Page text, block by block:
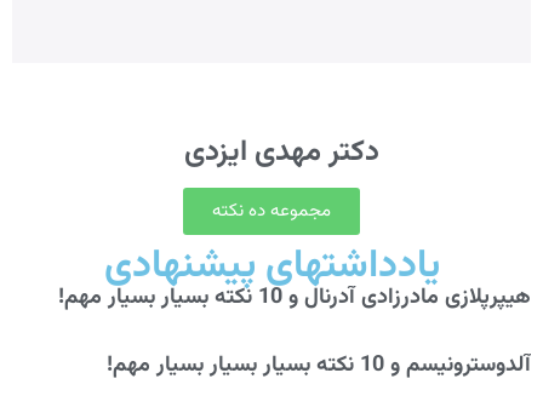
دکتر مهدی ایزدی
مجموعه ده نکته
یادداشتهای پیشنهادی
هیپرپلازی مادرزادی آدرنال و 10 نکته بسیار بسیار مهم!
آلدوسترونیسم و 10 نکته بسیار بسیار بسیار مهم!